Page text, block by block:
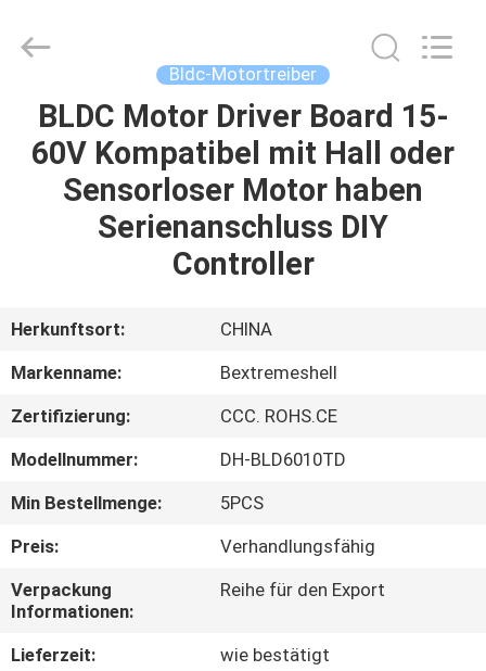
STARTSEITE
PRODUKTE
ÜBER
UNS
FABRIK
TOUR
QUALITÄTSKONTROLLE
KONTAKT
Motor
Technology
Reserved.
Bldc-Motortreiber
BLDC Motor Driver Board 15-
60V Kompatibel mit Hall oder
Sensorloser Motor haben
Serienanschluss DIY
Controller
Herkunftsort:
CHINA
Markenname:
Bextremeshell
Zertifizierung:
CCC. ROHS.CE
Modellnummer:
DH-BLD6010TD
Min Bestellmenge:
5PCS
Preis:
Verhandlungsfähig
Verpackung
Informationen:
Reihe für den Export
Lieferzeit:
wie bestätigt